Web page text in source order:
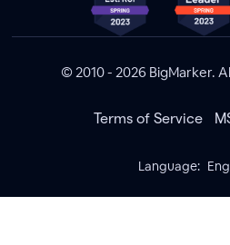
© 2010 - 2026 BigMarker.
Terms of Service
Language: